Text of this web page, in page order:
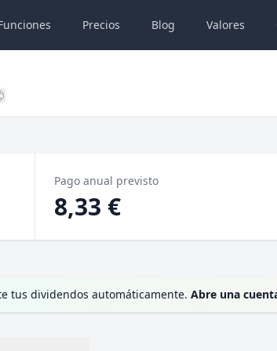
Precios Blog Valores
Pago anual previsto
8,33 €
tus dividendos automáticamente. Abre una